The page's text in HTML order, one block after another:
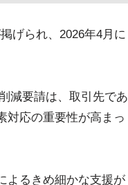
げられ、2026年4月に
減要請は、取引先であ
対応の重要性が高まっ
よるきめ細かな支援が